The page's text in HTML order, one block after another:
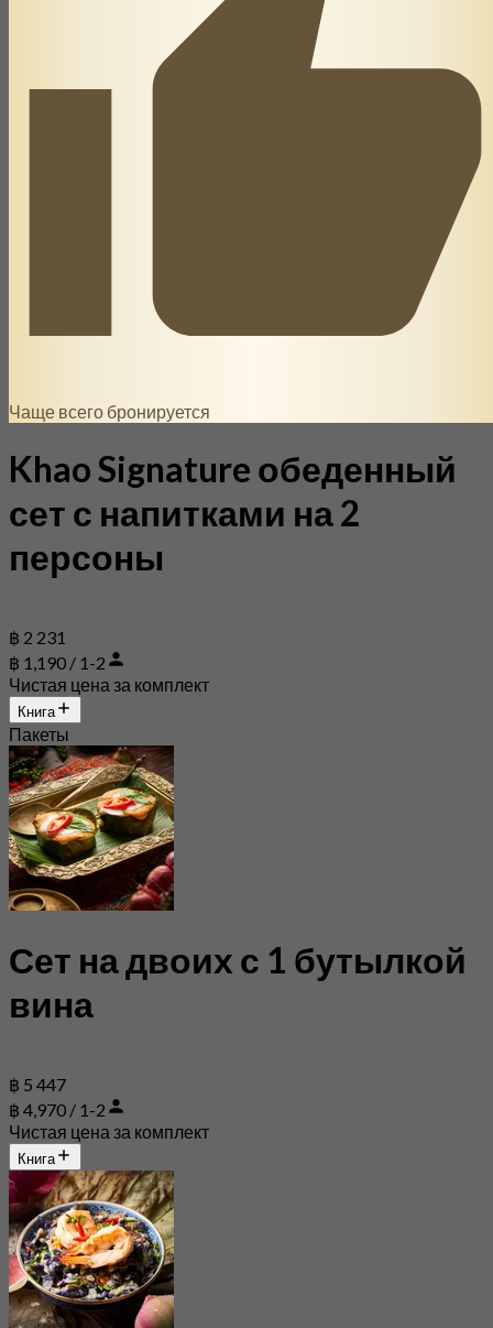
Чаще всего бронируется
Khao Signature обеденный
сет с напитками на 2
персоны
฿ 2 231
฿ 1,190 / 1-2
Чистая цена за комплект
Книга
Пакеты
Сет на двоих с 1 бутылкой
вина
฿ 5 447
฿ 4,970 / 1-2
Чистая цена за комплект
Книга